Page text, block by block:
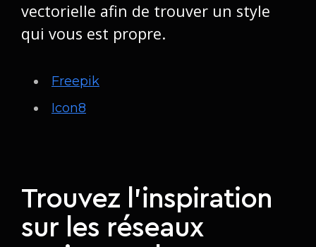
vectorielle afin de trouver un style
qui vous est propre.
Freepik
Icon8
Trouvez l'inspiration
sur les réseaux